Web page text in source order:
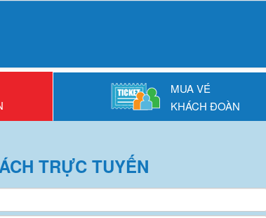
MUA VÉ
KHÁCH ĐOÀN
TRỰC TUYẾN